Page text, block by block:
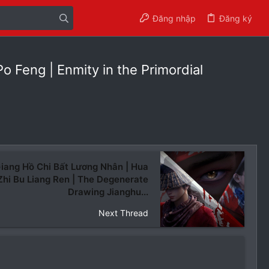
Đăng nhập Đăng ký
Feng | Enmity in the Primordial
Hồ Chi Bất Lương Nhân | Hua
Bu Liang Ren | The Degenerate
Drawing Jianghu...
Next Thread